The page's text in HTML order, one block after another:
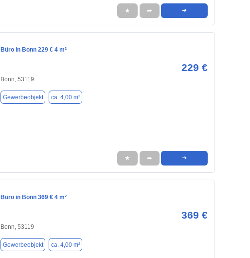
★ ➦ ➜
Büro in Bonn 229 € 4 m²
229 €
Bonn, 53119
Gewerbeobjekt ca. 4,00 m²
★ ➦ ➜
Büro in Bonn 369 € 4 m²
369 €
Bonn, 53119
Gewerbeobjekt ca. 4,00 m²